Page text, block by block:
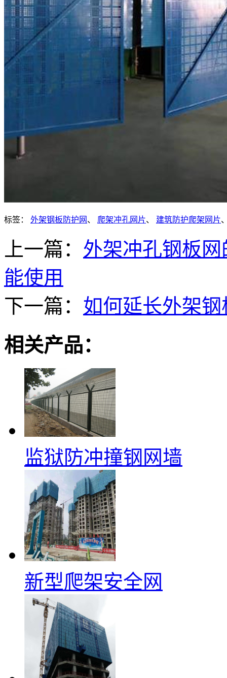
标签： 外架钢板防护网 、 爬架冲孔网片、 建筑防护爬架网片
上一篇： 外架冲孔钢板
能使用
下一篇： 如何延长外架
相关产品：
监狱防冲撞钢网墙
新型爬架安全网